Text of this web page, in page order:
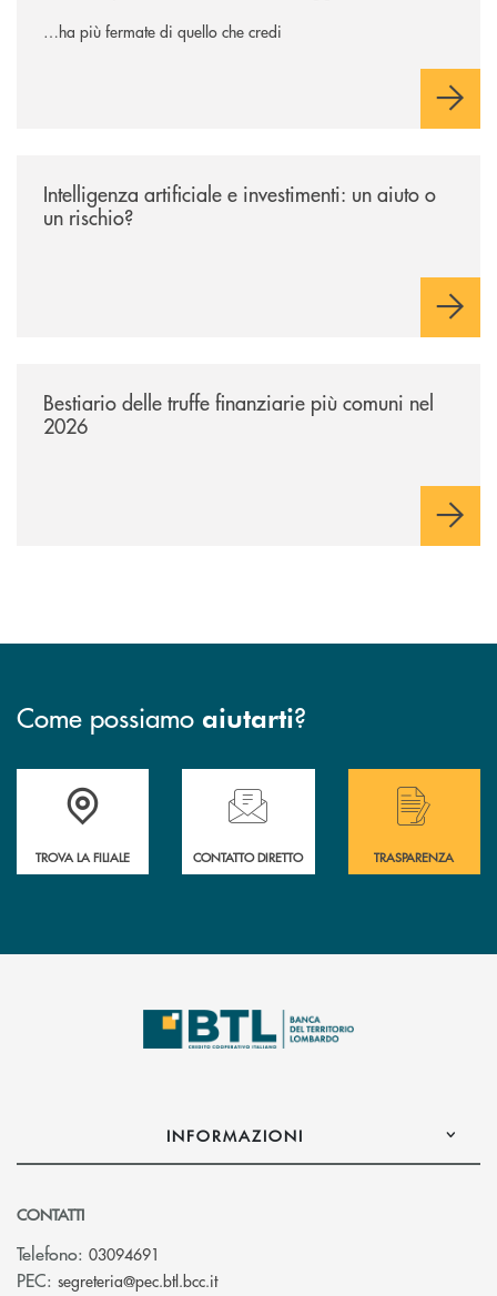
…ha più fermate di quello che credi
Intelligenza artificiale e investimenti: un aiuto o
un rischio?
Bestiario delle truffe finanziarie più comuni nel
2026
Come possiamo aiutarti?
Accedi all' elenco completo delle filiali .
TROVA LA FILIALE
Hai bisogno di assistenza immediata?
CONTATTO DIRETTO
Hai bisogno di
TRASPARENZA
INFORMAZIONI
CONTATTI
Telefono: 03094691
PEC: segreteria@pec.btl.bcc.it(si apre l’app di posta elettronica)